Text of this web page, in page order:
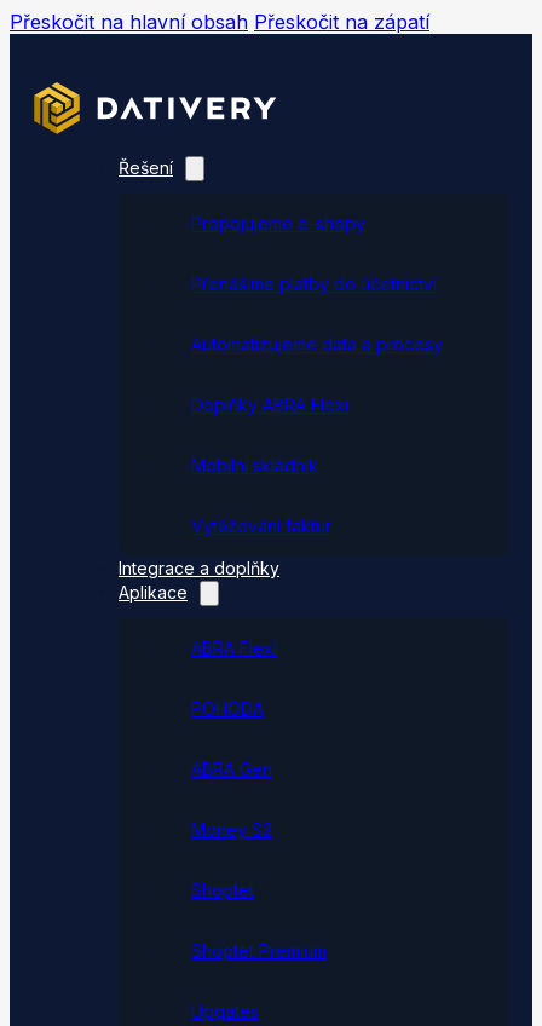
Přeskočit na hlavní obsah Přeskočit na zápatí
Řešení
Propojujeme e-shopy
Přenášíme platby do účetnictví
Automatizujeme data a procesy
Doplňky ABRA Flexi
Mobilní skladník
Vytěžování faktur
Integrace a doplňky
Aplikace
ABRA Flexi
POHODA
ABRA Gen
Money S3
Shoptet
Shoptet Premium
Upgates